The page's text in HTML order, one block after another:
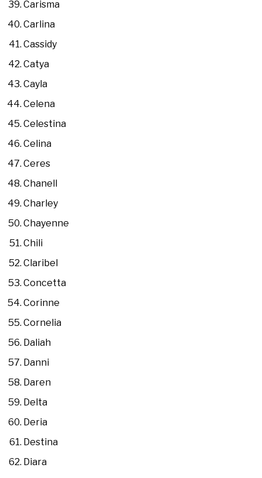
Carisma
Carlina
Cassidy
Catya
Cayla
Celena
Celestina
Celina
Ceres
Chanell
Charley
Chayenne
Chili
Claribel
Concetta
Corinne
Cornelia
Daliah
Danni
Daren
Delta
Deria
Destina
Diara